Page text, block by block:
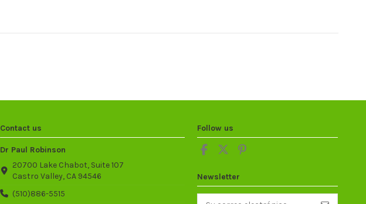
Contact us
Dr Paul Robinson
20700 Lake Chabot, Suite 107
Castro Valley, CA 94546
(510)886-5515
Follow us
Newsletter